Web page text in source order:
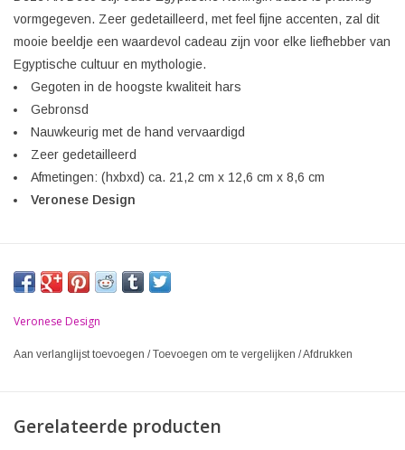
vormgegeven. Zeer gedetailleerd, met feel fijne accenten, zal dit
mooie beeldje een waardevol cadeau zijn voor elke liefhebber van
Egyptische cultuur en mythologie.
Gegoten in de hoogste kwaliteit hars
Gebronsd
Nauwkeurig met de hand vervaardigd
Zeer gedetailleerd
Afmetingen: (hxbxd) ca. 21,2 cm x 12,6 cm x 8,6 cm
Veronese Design
Veronese Design
Aan verlanglijst toevoegen /Toevoegen om te vergelijken /Afdrukken
Gerelateerde producten